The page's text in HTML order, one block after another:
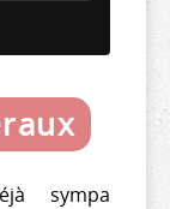
sympa